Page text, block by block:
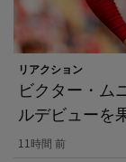
リアクション
ビクター・ム
ルデビューを
11時間 前